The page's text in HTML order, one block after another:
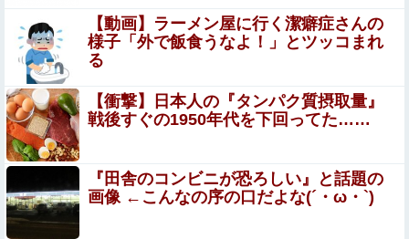
ロシア十代 ”ルージア” という女の子のAAサイズのお●ぱ
いグラビア。
ひろゆき氏、妻に離婚を提示される
【朗報】菅直人元総理、再評価されるｗｗｗｗｗ
ｗｗｗｗｗｗｗｗｗｗｗｗｗ
今日から業務報告書の「庶務」っていう大項目が急に廃止
されたんだけど意味不明すぎる
【動画】ラーメン屋に行く潔癖症さんの
様子「外で飯食うなよ！」とツッコまれ
る
【衝撃】日本人の『タンパク質摂取量』
戦後すぐの1950年代を下回ってた……
『田舎のコンビニが恐ろしい』と話題の
画像 ←こんなの序の口だよな(´・ω・`)